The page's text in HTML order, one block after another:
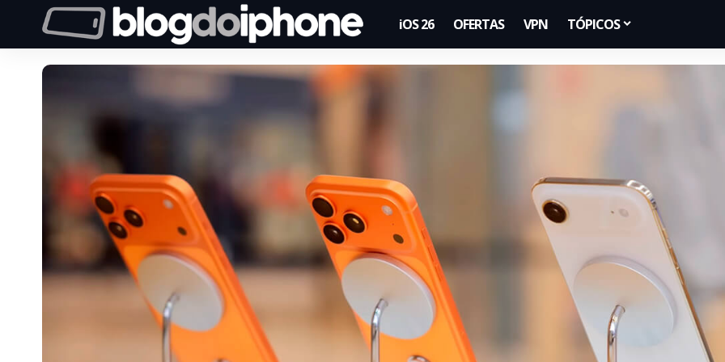
iOS 26 OFERTAS VPN TÓPICOS